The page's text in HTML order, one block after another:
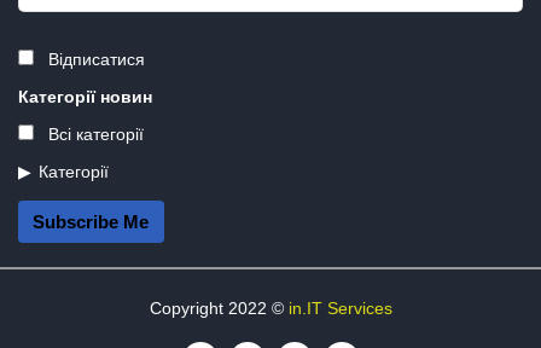
Відписатися
Категорії новин
Всі категорії
Категорії
Subscribe Me
Copyright 2022 © in.IT Services